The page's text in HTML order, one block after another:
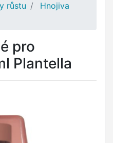
růstu
Hnojiva
pro
Plantella